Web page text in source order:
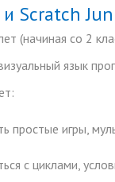
и Scratch
(начиная со 2
язык
простые игры,
с циклами,